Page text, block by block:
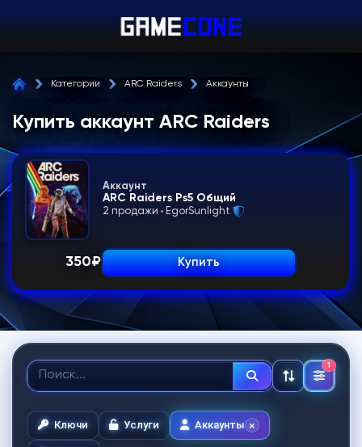
Категории ARC Raiders Аккаунты
Купить аккаунт ARC Raiders
Аккаунт
ARC Raiders Ps5 Общий
2 продажи EgorSunlight
350₽ Купить
1
Ключи Услуги Аккаунты